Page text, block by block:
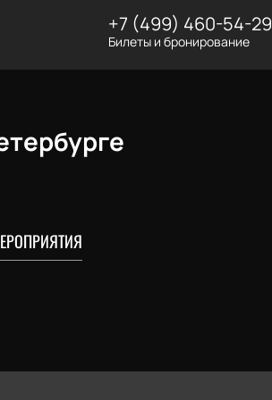
+7 (499) 460-54-29
Билеты и бронирование